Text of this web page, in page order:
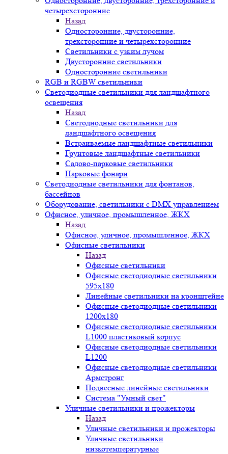
четырехсторонние
Назад
Односторонние, двусторонние,
трехсторонние и четырехсторонние
Светильники с узким лучом
Двусторонние светильники
Односторонние светильники
RGB и RGBW светильники
Светодиодные светильники для ландшафтного
освещения
Назад
Светодиодные светильники для
ландшафтного освещения
Встраиваемые ландшафтные светильники
Грунтовые ландшафтные светильники
Садово-парковые светильники
Парковые фонари
Светодиодные светильники для фонтанов,
бассейнов
Оборудование, светильники с DMX управлением
Офисное, уличное, промышленное, ЖКХ
Назад
Офисное, уличное, промышленное, ЖКХ
Офисные светильники
Назад
Офисные светильники
Офисные светодиодные светильники
595х180
Линейные светильники на кронштейне
Офисные светодиодные светильники
1200x180
Офисные светодиодные светильники
L1000 пластиковый корпус
Офисные светодиодные светильники
L1200
Офисные светодиодные светильники
Армстронг
Подвесные линейные светильники
Система "Умный свет"
Уличные светильники и прожекторы
Назад
Уличные светильники и прожекторы
Уличные светильники
низкотемпературные